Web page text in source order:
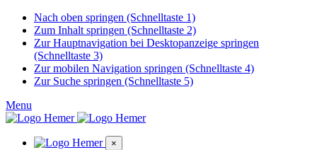
Nach oben springen (Schnelltaste 1)
Zum Inhalt springen (Schnelltaste 2)
Zur Hauptnavigation bei Desktopanzeige springen
(Schnelltaste 3)
Zur mobilen Navigation springen (Schnelltaste 4)
Zur Suche springen (Schnelltaste 5)
Menu
×